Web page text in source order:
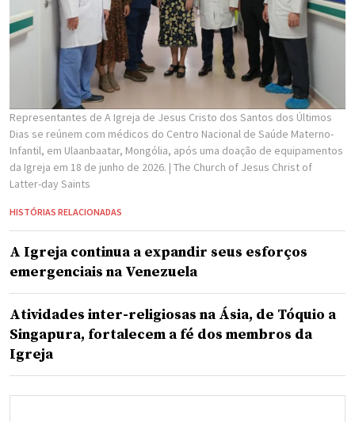
Representantes de A Igreja de Jesus Cristo dos Santos dos Últimos
Dias se reúnem com médicos do Centro Nacional de Saúde Materno-
Infantil, em Ulaanbaatar, Mongólia, após uma doação de equipamentos
da Igreja em 18 de junho de 2026. | The Church of Jesus Christ of
Latter-day Saints
HISTÓRIAS RELACIONADAS
A Igreja continua a expandir seus esforços
emergenciais na Venezuela
Atividades inter-religiosas na Ásia, de Tóquio a
Singapura, fortalecem a fé dos membros da
Igreja